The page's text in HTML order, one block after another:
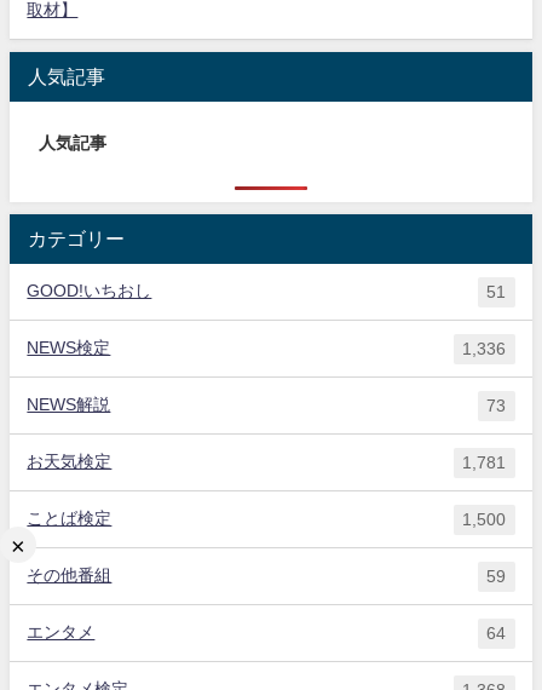
取材】
人気記事
人気記事
カテゴリー
GOOD!いちおし 51
NEWS検定 1,336
NEWS解説 73
お天気検定 1,781
ことば検定 1,500
その他番組 59
エンタメ 64
×